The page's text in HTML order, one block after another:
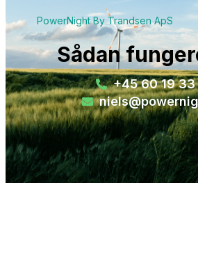
PowerNight By Trandsen ApS
Sådan
+45 60 19